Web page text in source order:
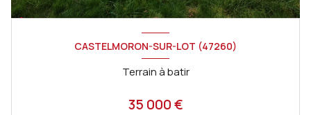
CASTELMORON-SUR-LOT (47260)
Terrain à batir
35 000 €